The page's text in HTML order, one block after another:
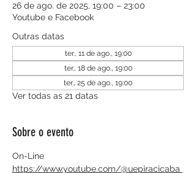
26 de ago. de 2025, 19:00 – 23:00
Youtube e Facebook
Outras datas
ter., 11 de ago., 19:00
ter., 18 de ago., 19:00
ter., 25 de ago., 19:00
Ver todas as 21 datas
Sobre o evento
On-Line
https://www.youtube.com/@uepiracicaba